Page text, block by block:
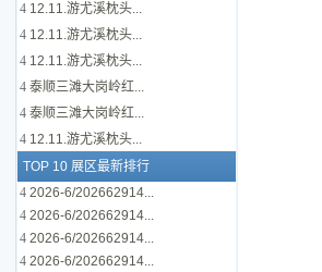
412.11.游尤溪枕头...
412.11.游尤溪枕头...
412.11.游尤溪枕头...
4泰顺三滩大岗岭红...
4泰顺三滩大岗岭红...
412.11.游尤溪枕头...
TOP 10 展区最新排行
42026-6/202662914...
42026-6/202662914...
42026-6/202662914...
42026-6/202662914...